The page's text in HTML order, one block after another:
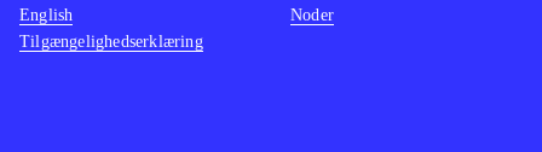
English
Tilgængelighedserklæring
Noder